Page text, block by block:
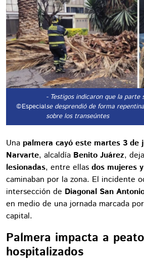
©Especial
- Testigos indicaron que la parte
se desprendió de forma
sobre los transeúntes
Una palmera cayó este martes 3 de
Narvarte, alcaldía Benito Juárez,
lesionadas, entre ellas dos mujeres
caminaban por la zona. El incidente
intersección de Diagonal San
en medio de una jornada marcada
capital.
Palmera impacta a
hospitalizados